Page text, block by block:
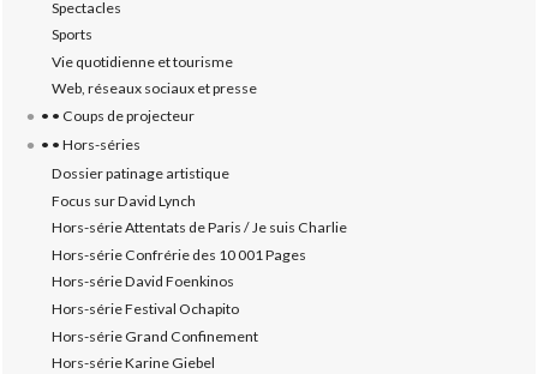
Spectacles
Sports
Vie quotidienne et tourisme
Web, réseaux sociaux et presse
• • Coups de projecteur
• • Hors-séries
Dossier patinage artistique
Focus sur David Lynch
Hors-série Attentats de Paris / Je suis Charlie
Hors-série Confrérie des 10 001 Pages
Hors-série David Foenkinos
Hors-série Festival Ochapito
Hors-série Grand Confinement
Hors-série Karine Giebel